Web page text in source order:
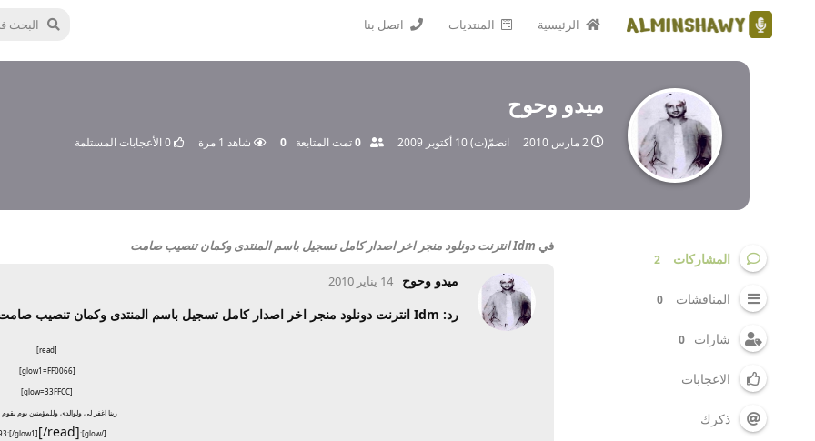
الرئيسية المنتديات اتصل بنا
ميدو وحوح
2 مارس 2010 انضمّ(ت)10 أكتوبر 2009 0تمت المتابعة 0 شاهد 1 مرة 0 الأعجابات المستلمة
المشاركات 2
المناقشات 0
شارات 0
الاعجابات
ذكرك
في Idm انترنت دونلود منجر اخر اصدار كامل تسجيل باسم المنتدى وكمان تنصيب صامت
ميدو وحوح 14 يناير 2010
رد: Idm انترنت دونلود منجر اخر اصدار كامل تسجيل باسم المنتدى وكمان تنصيب صامت
[read]
[glow1=FF0066]
[glow=33FFCC]
ربنا اغفر لى ولوالدى وللمؤمنين يوم
[/glow]
:nic93:[/glow1]
[/read]